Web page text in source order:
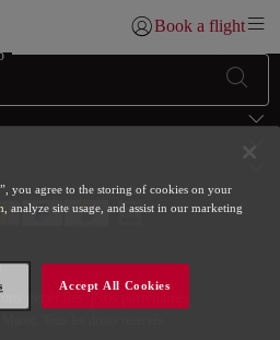
accueil
Se connecter |
Book a flight
du site
générales
you agree to the storing of cookies on your
analyze site usage, and assist in our marketing
Accept All Cookies